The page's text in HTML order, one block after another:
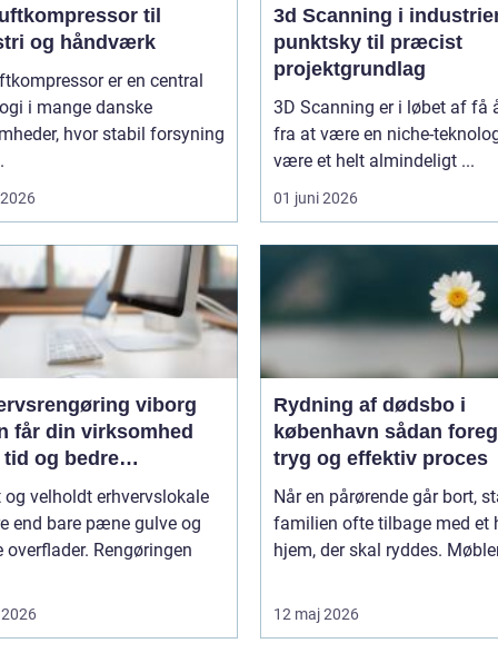
til
og håndværk
er en central
i mange danske
hvor stabil forsyning
3d Scanning i
punktsky til præcist
projektgrundlag
3D Scanning er i løbet af få
fra at være en niche-
være et helt almindeligt ...
01 juni 2026
viborg
får din virksomhed
tid og bedre
og velholdt erhvervslokale
end bare pæne gulve og
overflader. Rengøringen
Rydning af dødsbo i
københavn sådan foregår en
tryg og effektiv proces
Når en pårørende går bort,
familien ofte tilbage med et
hjem, der skal ryddes.
12 maj 2026